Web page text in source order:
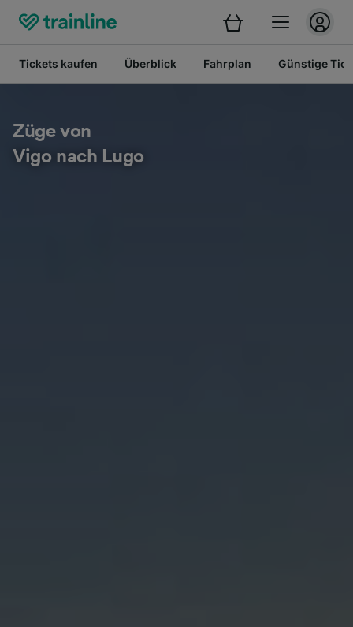
Tickets kaufen Überblick Fahrplan Günstige
Züge von
Vigo nach Lugo